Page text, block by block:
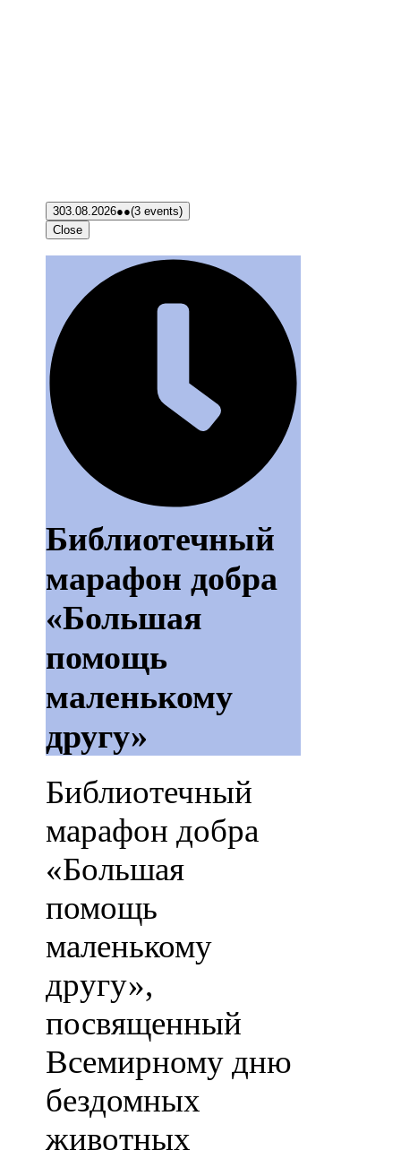
303.08.2026●●(3 events)
Close
Библиотечный
марафон добра
«Большая
помощь
маленькому
другу»
Библиотечный
марафон добра
«Большая
помощь
маленькому
другу»,
посвященный
Всемирному дню
бездомных
животных